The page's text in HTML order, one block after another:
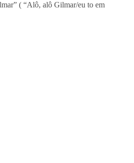
( “Alô, alô Gilmar/eu to em